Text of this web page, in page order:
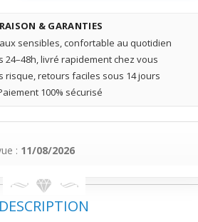
& GARANTIES
sensibles, confortable au quotidien
24–48h, livré rapidement chez vous
risque, retours faciles sous 14 jours
100% sécurisé
: 11/08/2026
DESCRIPTION